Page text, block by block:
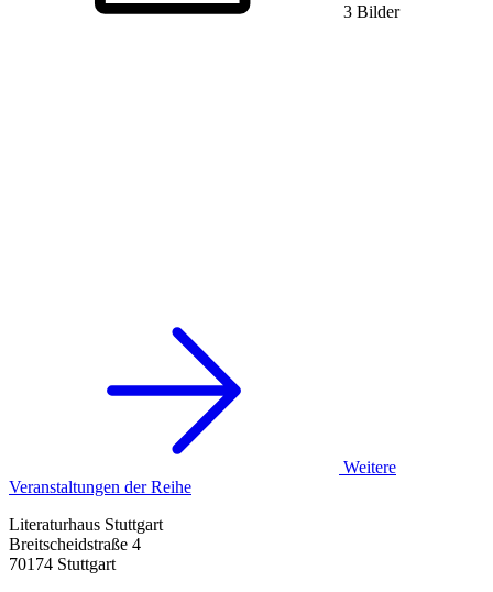
3 Bilder
Weitere
Veranstaltungen der Reihe
Literaturhaus Stuttgart
Breitscheidstraße 4
70174 Stuttgart